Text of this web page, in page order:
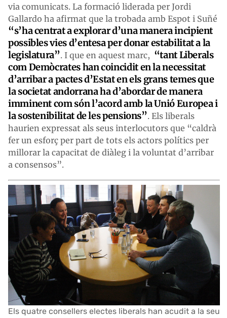
via comunicats. La formació liderada per Jordi
Gallardo ha afirmat que la trobada amb Espot i Suñé
“s’ha centrat a explorar d’una manera incipient
possibles vies d’entesa per donar estabilitat a la
legislatura”. I que en aquest marc, “tant Liberals
com Demòcrates han coincidit en la necessitat
d’arribar a pactes d’Estat en els grans temes que
la societat andorrana ha d’abordar de manera
imminent com són l’acord amb la Unió Europea i
la sostenibilitat de les pensions”. Els liberals
haurien expressat als seus interlocutors que “caldrà
fer un esforç per part de tots els actors polítics per
millorar la capacitat de diàleg i la voluntat d’arribar
a consensos”.
Els quatre consellers electes liberals han acudit a la seu